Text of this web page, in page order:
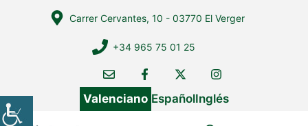
Carrer Cervantes, 10 - 03770 El Verger
+34 965 75 01 25
Valenciano EspañolInglés